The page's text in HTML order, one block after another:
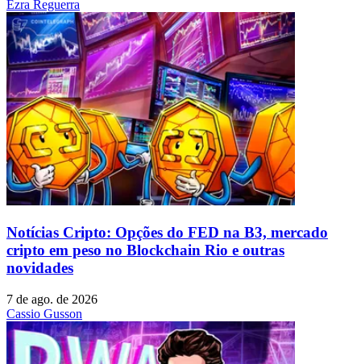
Ezra Reguerra
Notícias Cripto: Opções do FED na B3, mercado
cripto em peso no Blockchain Rio e outras
novidades
7 de ago. de 2026
Cassio Gusson